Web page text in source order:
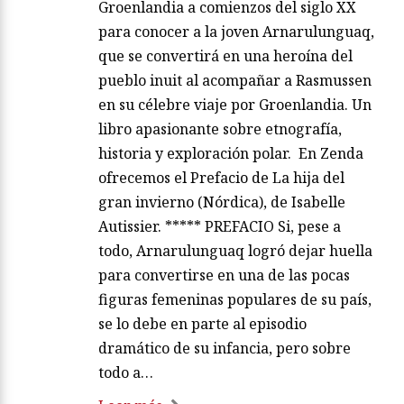
Groenlandia a comienzos del siglo XX
para conocer a la joven Arnarulunguaq,
que se convertirá en una heroína del
pueblo inuit al acompañar a Rasmussen
en su célebre viaje por Groenlandia. Un
libro apasionante sobre etnografía,
historia y exploración polar. En Zenda
ofrecemos el Prefacio de La hija del
gran invierno (Nórdica), de Isabelle
Autissier. ***** PREFACIO Si, pese a
todo, Arnarulunguaq logró dejar huella
para convertirse en una de las pocas
figuras femeninas populares de su país,
se lo debe en parte al episodio
dramático de su infancia, pero sobre
todo a…